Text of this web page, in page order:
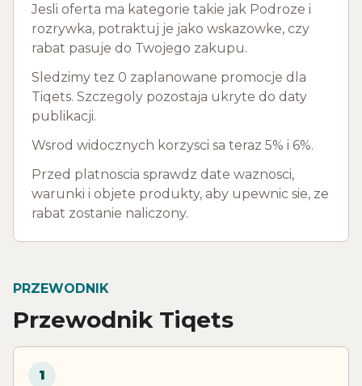
Jesli oferta ma kategorie takie jak Podroze i
rozrywka, potraktuj je jako wskazowke, czy
rabat pasuje do Twojego zakupu.
Sledzimy tez 0 zaplanowane promocje dla
Tiqets. Szczegoly pozostaja ukryte do daty
publikacji.
Wsrod widocznych korzysci sa teraz 5% i 6%.
Przed platnoscia sprawdz date waznosci,
warunki i objete produkty, aby upewnic sie, ze
rabat zostanie naliczony.
PRZEWODNIK
Przewodnik Tiqets
1